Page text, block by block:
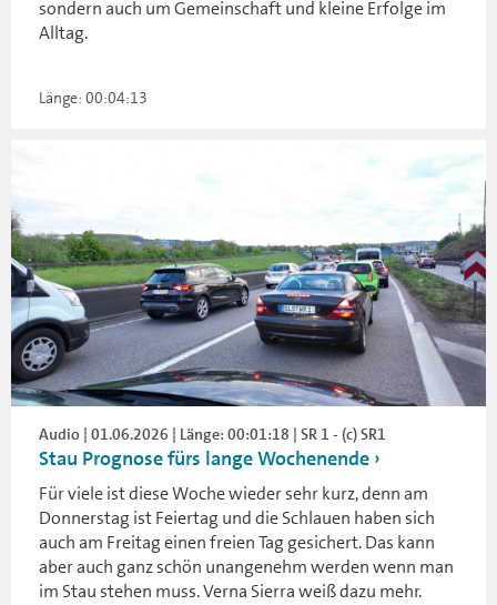
sondern auch um Gemeinschaft und kleine Erfolge im
Alltag.
Länge: 00:04:13
Audio | 01.06.2026 | Länge: 00:01:18 | SR 1 - (c) SR1
Stau Prognose fürs lange Wochenende
Für viele ist diese Woche wieder sehr kurz, denn am
Donnerstag ist Feiertag und die Schlauen haben sich
auch am Freitag einen freien Tag gesichert. Das kann
aber auch ganz schön unangenehm werden wenn man
im Stau stehen muss. Verna Sierra weiß dazu mehr.